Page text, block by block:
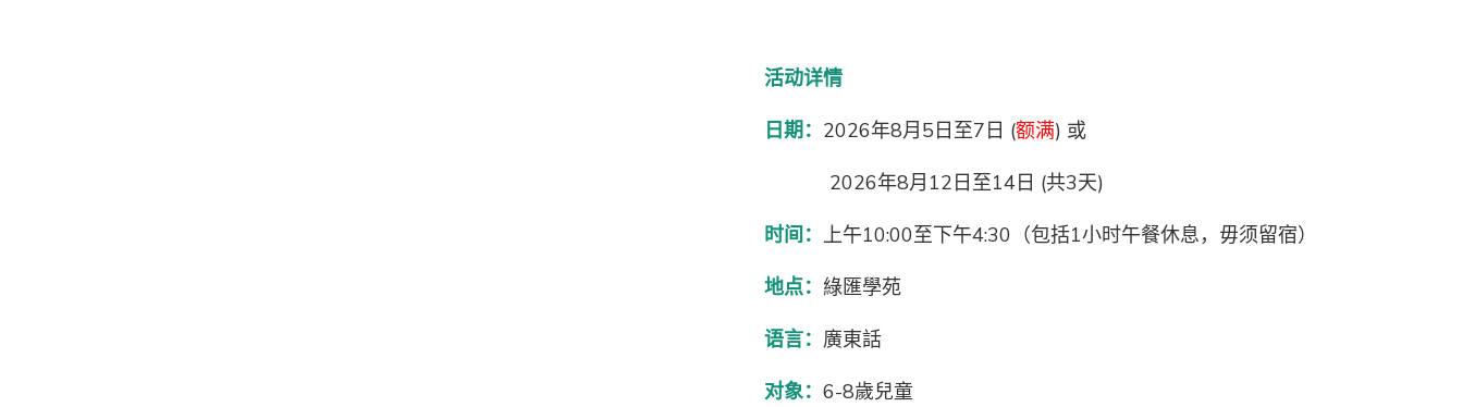
活动详情
日期： 2026年8月5日至7日 (额满) 或
2026年8月12日至14日 (共3天)
时间： 上午10:00至下午4:30（包括1小时午餐休息，毋须留宿）
地点： 綠匯學苑
语言： 廣東話
对象： 6-8歲兒童